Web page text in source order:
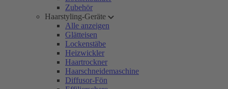
Zubehör
Haarstyling-Geräte
Alle anzeigen
Glätteisen
Lockenstäbe
Heizwickler
Haartrockner
Haarschneidemaschine
Diffusor-Fön